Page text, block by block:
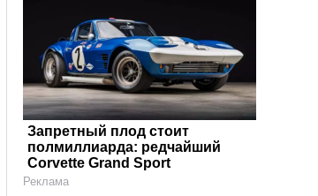
Запретный плод стоит
полмиллиарда: редчайший
Corvette Grand Sport
Реклама